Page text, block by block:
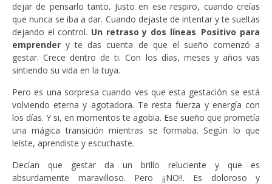
dejar de pensarlo tanto. Justo en ese respiro, cuando creías
que nunca se iba a dar. Cuando dejaste de intentar y te sueltas
dejando el control. Un retraso y dos líneas. Positivo para
emprendery te das cuenta de que el sueño comenzó a
gestar. Crece dentro de ti. Con los días, meses y años vas
sintiendo su vida en la tuya.
Pero es una sorpresa cuando ves que esta gestación se está
volviendo eterna y agotadora. Te resta fuerza y energía con
los días. Y si, en momentos te agobia. Ese sueño que prometía
una mágica transición mientras se formaba. Según lo que
leíste, aprendiste y escuchaste.
Decían que gestar da un brillo reluciente y que es
absurdamente maravilloso. Pero ¡¡NO!!. Es doloroso y